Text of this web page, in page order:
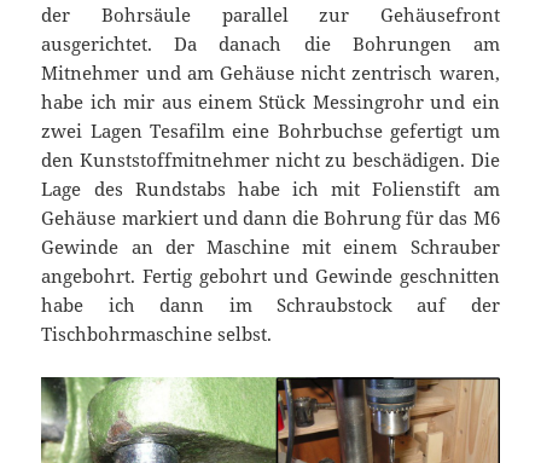
der Bohrsäule parallel zur Gehäusefront
ausgerichtet. Da danach die Bohrungen am
Mitnehmer und am Gehäuse nicht zentrisch waren,
habe ich mir aus einem Stück Messingrohr und ein
zwei Lagen Tesafilm eine Bohrbuchse gefertigt um
den Kunststoffmitnehmer nicht zu beschädigen. Die
Lage des Rundstabs habe ich mit Folienstift am
Gehäuse markiert und dann die Bohrung für das M6
Gewinde an der Maschine mit einem Schrauber
angebohrt. Fertig gebohrt und Gewinde geschnitten
habe ich dann im Schraubstock auf der
Tischbohrmaschine selbst.